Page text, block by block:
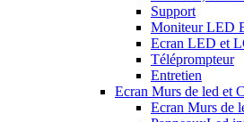
Support
Moniteur LED
Ecran LED et
Téléprompteur
Entretien
Ecran Murs de led et
Ecran Murs de